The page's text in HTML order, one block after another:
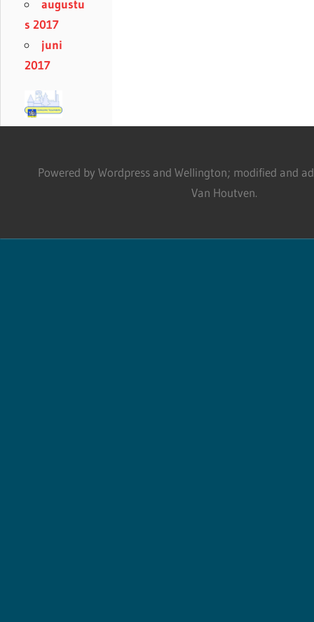
augustu
s 2017
juni
2017
Powered by Wordpress and Wellington; modified and
Van Houtven.